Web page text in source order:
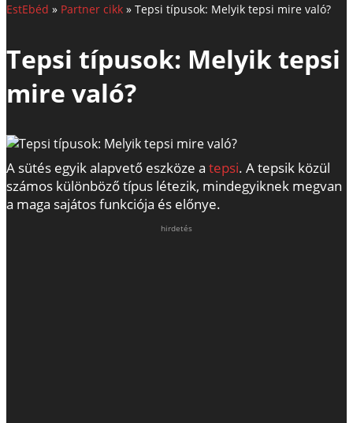
EstEbéd » Partner cikk » Tepsi típusok: Melyik tepsi mire való?
Tepsi típusok: Melyik tepsi
mire való?
A sütés egyik alapvető eszköze a tepsi. A tepsik közül
számos különböző típus létezik, mindegyiknek megvan
a maga sajátos funkciója és előnye.
hirdetés